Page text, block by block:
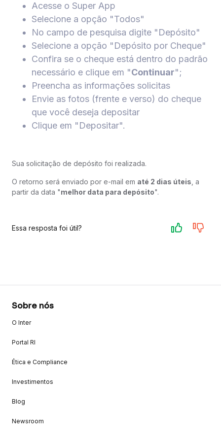
Acesse o Super App
Selecione a opção "Todos"
No campo de pesquisa digite "Depósito"
Selecione a opção "Depósito por Cheque"
Confira se o cheque está dentro do padrão
necessário e clique em "Continuar";
Preencha as informações solicitas
Envie as fotos (frente e verso) do cheque
que você deseja depositar
Clique em "Depositar".
Sua solicitação de depósito foi realizada.
O retorno será enviado por e-mail em até 2 dias úteis , a
partir da data "melhor data para depósito".
Essa resposta foi útil?
Sobre nós
O Inter
Portal RI
Ética e Compliance
Investimentos
Blog
Newsroom